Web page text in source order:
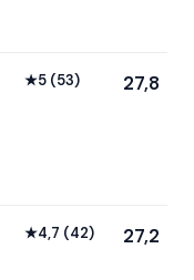
★5 (53) 27,8
★4,7 (42) 27,2